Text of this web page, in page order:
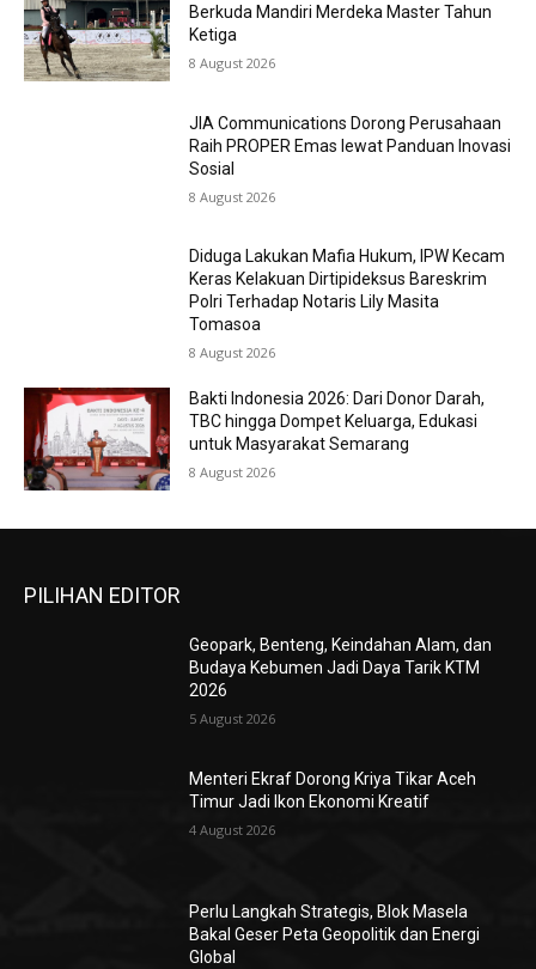
Berkuda Mandiri Merdeka Master Tahun
Ketiga
8 August 2026
JIA Communications Dorong Perusahaan
Raih PROPER Emas lewat Panduan Inovasi
Sosial
8 August 2026
Diduga Lakukan Mafia Hukum, IPW Kecam
Keras Kelakuan Dirtipideksus Bareskrim
Polri Terhadap Notaris Lily Masita
Tomasoa
8 August 2026
Bakti Indonesia 2026: Dari Donor Darah,
TBC hingga Dompet Keluarga, Edukasi
untuk Masyarakat Semarang
8 August 2026
PILIHAN EDITOR
Geopark, Benteng, Keindahan Alam, dan
Budaya Kebumen Jadi Daya Tarik KTM
2026
5 August 2026
Menteri Ekraf Dorong Kriya Tikar Aceh
Timur Jadi Ikon Ekonomi Kreatif
4 August 2026
Perlu Langkah Strategis, ​Blok Masela
Bakal Geser Peta Geopolitik dan Energi
Global